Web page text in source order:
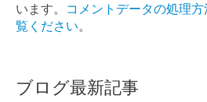
います。 コメントデータの処理
覧ください。
ブログ最新記事